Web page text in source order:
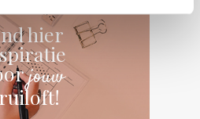
hier
jouw